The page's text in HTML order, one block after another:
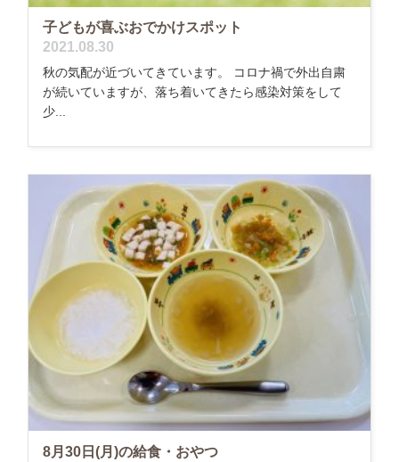
子どもが喜ぶおでかけスポット
2021.08.30
秋の気配が近づいてきています。 コロナ禍で外出自粛
が続いていますが、落ち着いてきたら感染対策をして
少...
8月30日(月)の給食・おやつ